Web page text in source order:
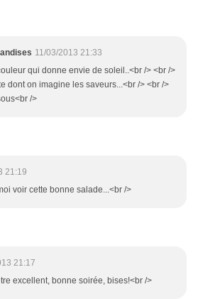
11/03/2013 21:33
qui donne envie de soleil..<br /> <br />
dont on imagine les saveurs...<br /> <br />
/>
21:19
voir cette bonne salade...<br />
21:17
excellent, bonne soirée, bises!<br />